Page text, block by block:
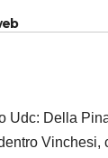
Udc: Della
Vinchesi,